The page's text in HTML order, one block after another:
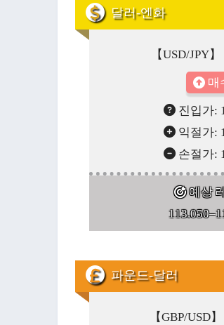
달러-엔화
【USD/JPY
매
진입가:
익절가:
손절가:
예상
파운드-달러
【GBP/USD